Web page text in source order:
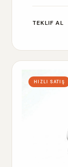
TEKLIF AL
HIZLI SATIŞ